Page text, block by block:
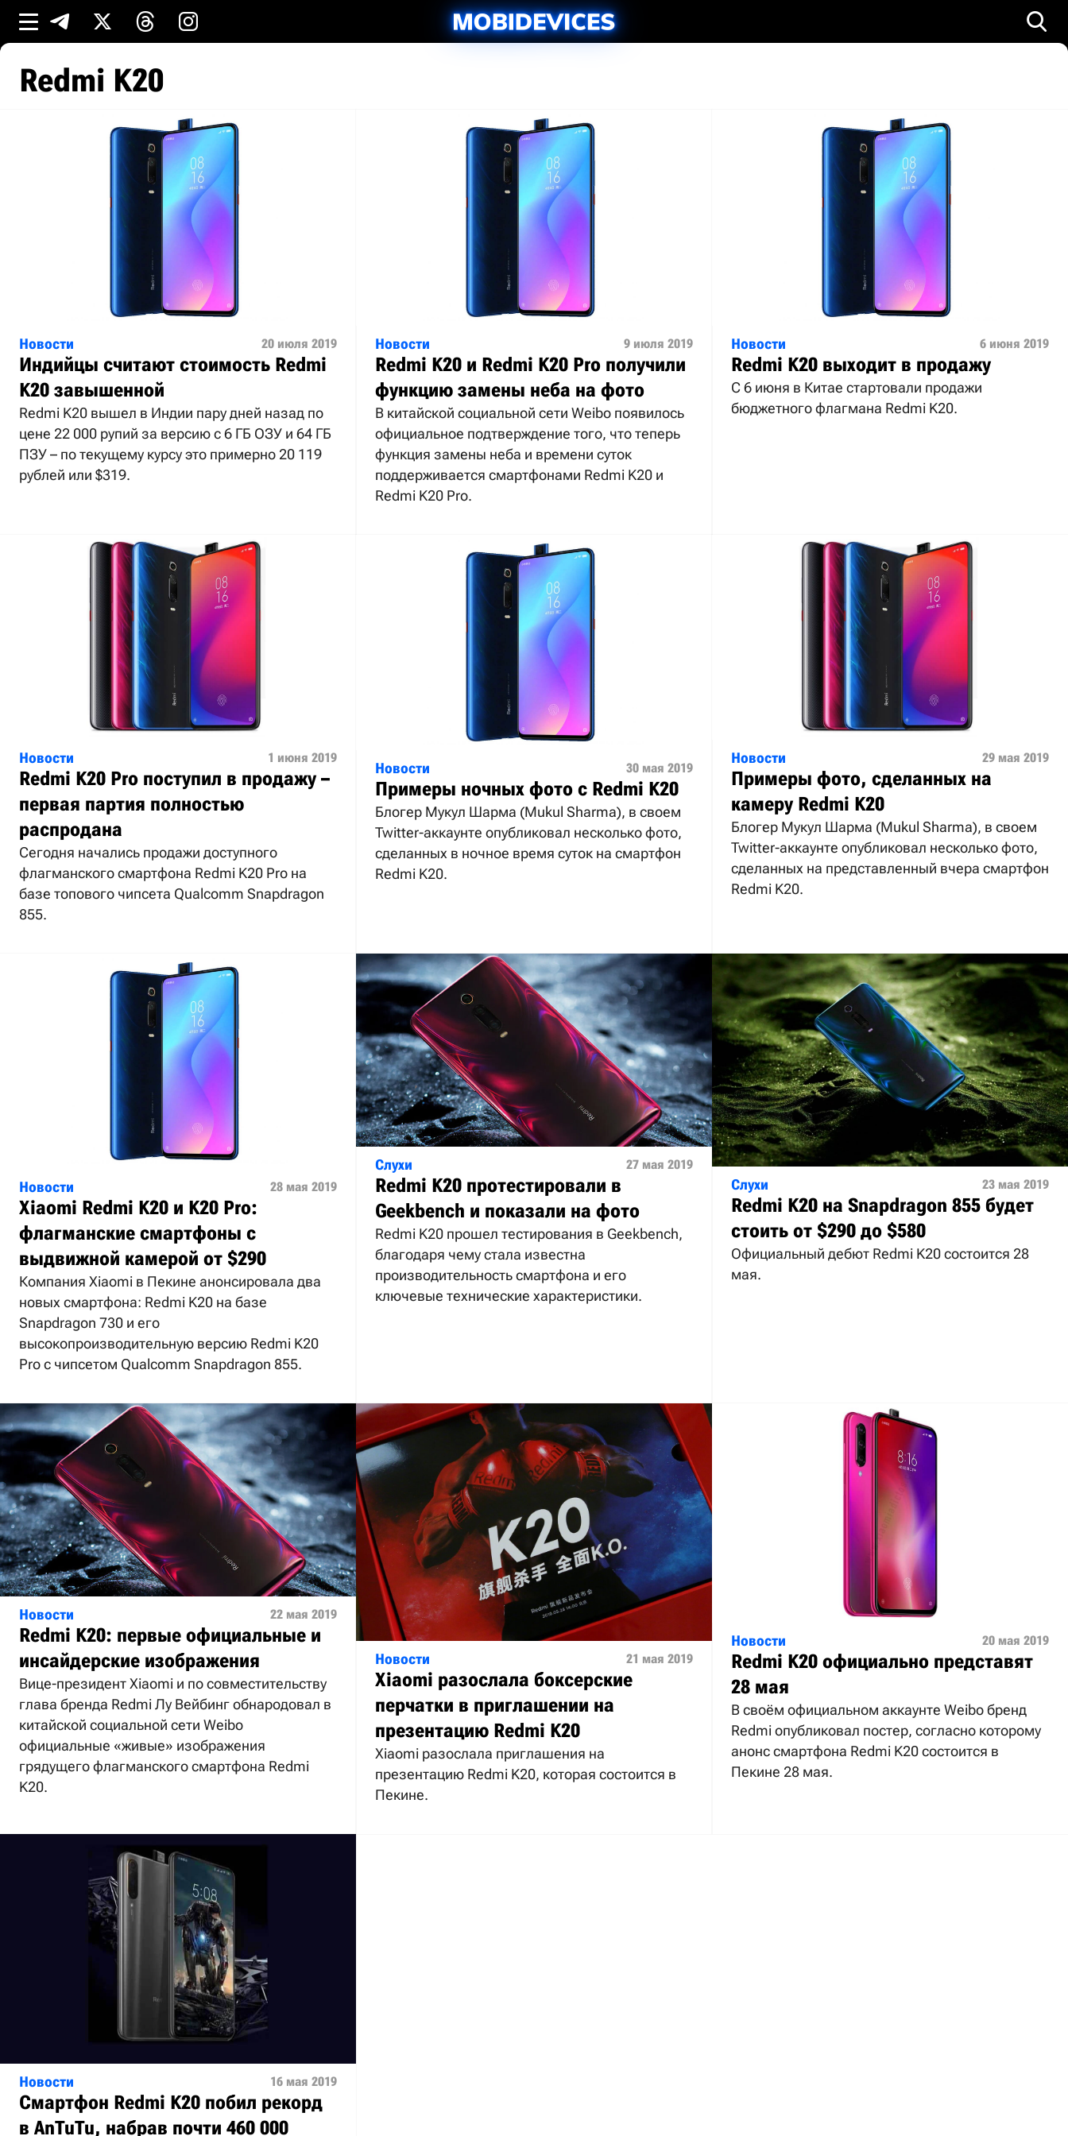
Redmi K20
Новости 20 июля 2019
Индийцы считают стоимость Redmi
K20 завышенной
Redmi K20 вышел в Индии пару дней назад по
цене 22 000 рупий за версию с 6 ГБ ОЗУ и 64 ГБ
ПЗУ – по текущему курсу это примерно 20 119
рублей или $319.
Новости 9 июля 2019
Redmi K20 и Redmi K20 Pro получили
функцию замены неба на фото
В китайской социальной сети Weibo появилось
официальное подтверждение того, что теперь
функция замены неба и времени суток
поддерживается смартфонами Redmi K20 и
Redmi K20 Pro.
Новости 6 июня 2019
Redmi K20 выходит в продажу
С 6 июня в Китае стартовали продажи
бюджетного флагмана Redmi K20.
Новости 1 июня 2019
Redmi K20 Pro поступил в продажу –
первая партия полностью
распродана
Сегодня начались продажи доступного
флагманского смартфона Redmi K20 Pro на
базе топового чипсета Qualcomm Snapdragon
855.
Новости 30 мая 2019
Примеры ночных фото с Redmi K20
Блогер Мукул Шарма (Mukul Sharma), в своем
Twitter-аккаунте опубликовал несколько фото,
сделанных в ночное время суток на смартфон
Redmi K20.
Новости 29 мая 2019
Примеры фото, сделанных на
камеру Redmi K20
Блогер Мукул Шарма (Mukul Sharma), в своем
Twitter-аккаунте опубликовал несколько фото,
сделанных на представленный вчера смартфон
Redmi K20.
Новости 28 мая 2019
Xiaomi Redmi K20 и K20 Pro:
флагманские смартфоны с
выдвижной камерой от $290
Компания Xiaomi в Пекине анонсировала два
новых смартфона: Redmi K20 на базе
Snapdragon 730 и его
высокопроизводительную версию Redmi K20
Pro с чипсетом Qualcomm Snapdragon 855.
Слухи 27 мая 2019
Redmi K20 протестировали в
Geekbench и показали на фото
Redmi K20 прошел тестирования в Geekbench,
благодаря чему стала известна
производительность смартфона и его
ключевые технические характеристики.
Слухи 23 мая 2019
Redmi K20 на Snapdragon 855 будет
стоить от $290 до $580
Официальный дебют Redmi K20 состоится 28
мая.
Новости 22 мая 2019
Redmi K20: первые официальные и
инсайдерские изображения
Вице-президент Xiaomi и по совместительству
глава бренда Redmi Лу Вейбинг обнародовал в
китайской социальной сети Weibo
официальные «живые» изображения
грядущего флагманского смартфона Redmi
K20.
Новости 21 мая 2019
Xiaomi разослала боксерские
перчатки в приглашении на
презентацию Redmi K20
Xiaomi разослала приглашения на
презентацию Redmi K20, которая состоится в
Пекине.
Новости 20 мая 2019
Redmi K20 официально представят
28 мая
В своём официальном аккаунте Weibo бренд
Redmi опубликовал постер, согласно которому
анонс смартфона Redmi K20 состоится в
Пекине 28 мая.
Новости 16 мая 2019
Смартфон Redmi K20 побил рекорд
в AnTuTu, набрав почти 460 000